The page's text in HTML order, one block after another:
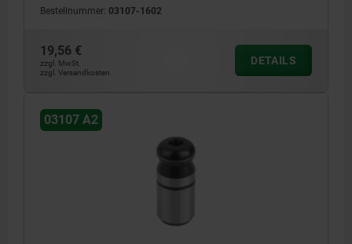
Bestellnummer: 03107-1602
19,56 €
zzgl. MwSt.
zzgl. Versandkosten
DETAILS
03107 A2